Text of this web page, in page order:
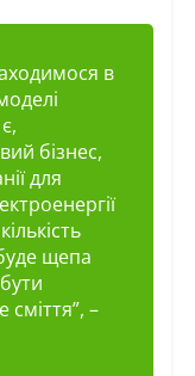
в
бізнес,
для
щепа
–